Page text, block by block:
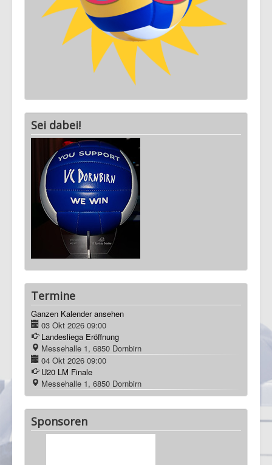
Sei dabei!
Termine
Ganzen Kalender ansehen
03 Okt 2026 09:00
Landesliega Eröffnung
Messehalle 1, 6850 Dornbirn
04 Okt 2026 09:00
U20 LM Finale
Messehalle 1, 6850 Dornbirn
Sponsoren